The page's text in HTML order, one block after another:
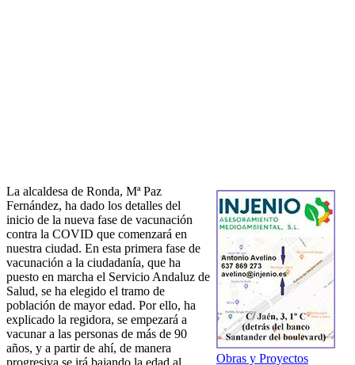
Obras y Proyectos
La alcaldesa de Ronda, Mª Paz
Fernández, ha dado los detalles del
inicio de la nueva fase de vacunación
contra la COVID que comenzará en
nuestra ciudad. En esta primera fase de
vacunación a la ciudadanía, que ha
puesto en marcha el Servicio Andaluz de
Salud, se ha elegido el tramo de
población de mayor edad. Por ello, ha
explicado la regidora, se empezará a
vacunar a las personas de más de 90
años, y a partir de ahí, de manera